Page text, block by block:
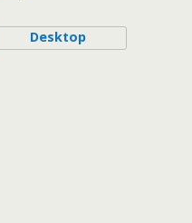
Desktop